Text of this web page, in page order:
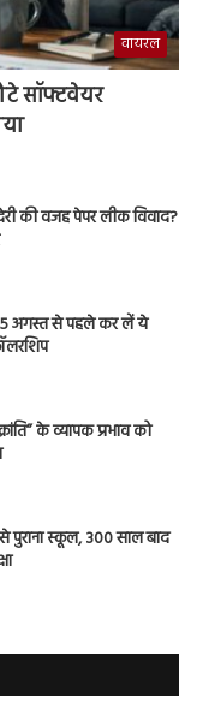
वायरल
सॉफ्टवेयर
की वजह पेपर लीक विवाद?
15 अगस्त से पहले कर लें ये
के व्यापक प्रभाव को
स्कूल, 300 साल बाद